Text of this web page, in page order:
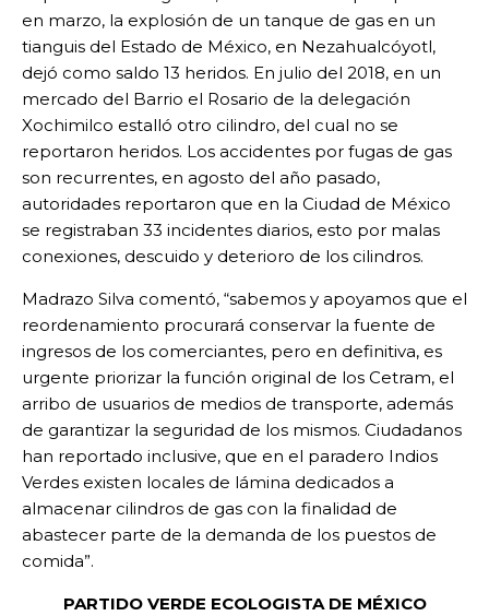
en marzo, la explosión de un tanque de gas en un
tianguis del Estado de México, en Nezahualcóyotl,
dejó como saldo 13 heridos. En julio del 2018, en un
mercado del Barrio el Rosario de la delegación
Xochimilco estalló otro cilindro, del cual no se
reportaron heridos. Los accidentes por fugas de gas
son recurrentes, en agosto del año pasado,
autoridades reportaron que en la Ciudad de México
se registraban 33 incidentes diarios, esto por malas
conexiones, descuido y deterioro de los cilindros.
Madrazo Silva comentó, “sabemos y apoyamos que el
reordenamiento procurará conservar la fuente de
ingresos de los comerciantes, pero en definitiva, es
urgente priorizar la función original de los Cetram, el
arribo de usuarios de medios de transporte, además
de garantizar la seguridad de los mismos. Ciudadanos
han reportado inclusive, que en el paradero Indios
Verdes existen locales de lámina dedicados a
almacenar cilindros de gas con la finalidad de
abastecer parte de la demanda de los puestos de
comida”.
PARTIDO VERDE ECOLOGISTA DE MÉXICO